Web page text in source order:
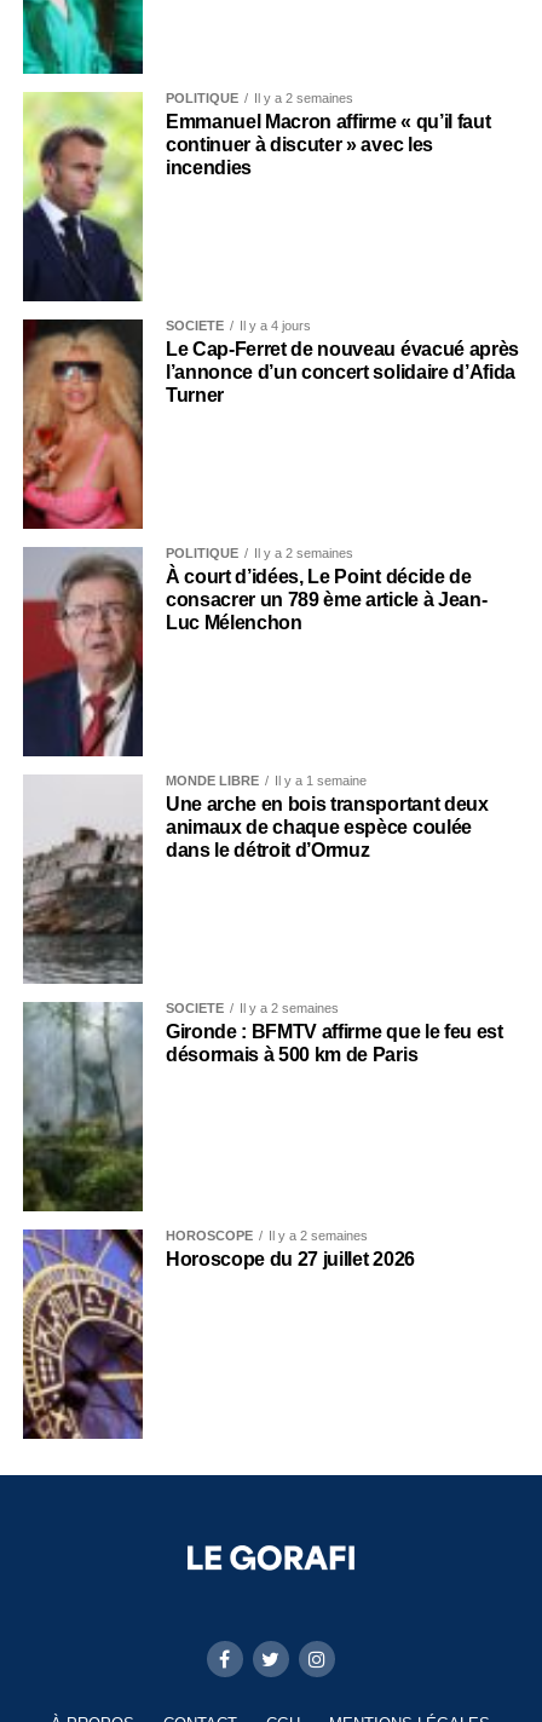
POLITIQUE Il y a 2 semaines
Emmanuel Macron affirme « qu’il faut
continuer à discuter » avec les
incendies
SOCIÉTÉ Il y a 4 jours
Le Cap-Ferret de nouveau évacué après
l’annonce d’un concert solidaire d’Afida
Turner
POLITIQUE Il y a 2 semaines
À court d’idées, Le Point décide de
consacrer un 789 ème article à Jean-
Luc Mélenchon
MONDE LIBRE Il y a 1 semaine
Une arche en bois transportant deux
animaux de chaque espèce coulée
dans le détroit d’Ormuz
SOCIÉTÉ Il y a 2 semaines
Gironde : BFMTV affirme que le feu est
désormais à 500 km de Paris
HOROSCOPE Il y a 2 semaines
Horoscope du 27 juillet 2026